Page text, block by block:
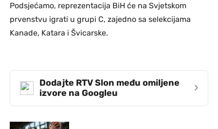
Podsjećamo, reprezentacija BiH će na Svjetskom
prvenstvu igrati u grupi C, zajedno sa selekcijama
Kanade, Katara i Švicarske.
Dodajte RTV Slon među omiljene
izvore na Googleu
›